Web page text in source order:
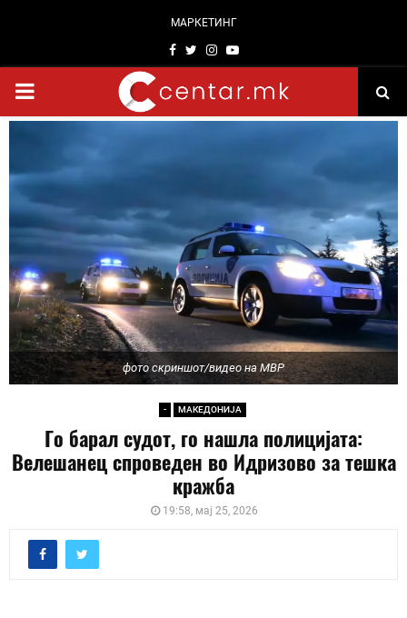
МАРКЕТИНГ
Facebook
TwitterInstagram
Youtube
PRIMARY
фото скриншот/видео на МВР
- МАКЕДОНИЈА
Го барал судот, го нашла полицијата:
Велешанец спроведен во Идризово за тешка
кражба
19:58, мај 25, 2026